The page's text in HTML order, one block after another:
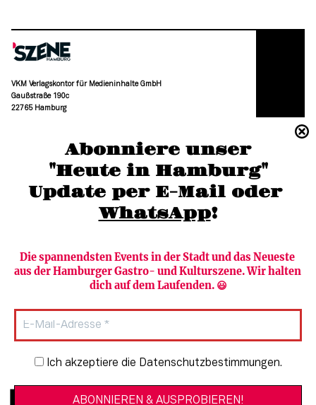
Abonniere unser
"Heute in Hamburg"
Update per E-Mail oder
WhatsApp!
Die spannendsten Events in der Stadt und das Neueste
aus der Hamburger Gastro- und Kulturszene. Wir halten
dich auf dem Laufenden. 😃
Newsletter-Anmeldung
Ich akzeptiere die Datenschutzbestimmungen.
VKM Verlagskontor für Medieninhalte GmbH
Gaußstraße 190c
22765 Hamburg
moc.grubmah-enezs@ofni
Newsletter abonnieren
HAMBURG PUR
Verlag